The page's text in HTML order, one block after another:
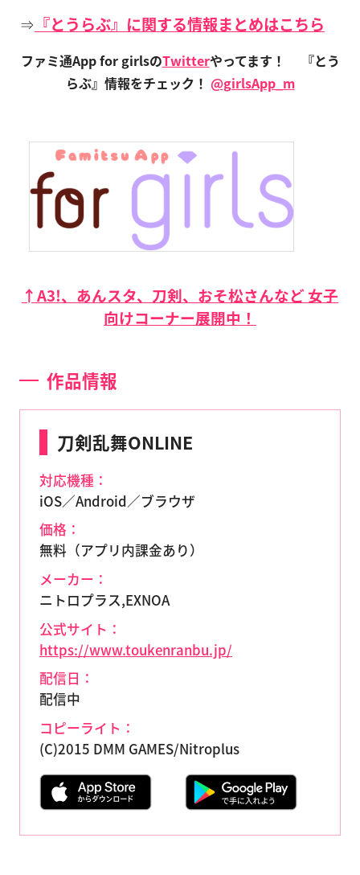
⇒ 『とうらぶ』に関する情報まとめはこちら
ファミ通App for girlsのTwitterやってます！
『とう
らぶ』情報をチェック！ @girlsApp_m
↑A3!、あんスタ、刀剣、おそ松さんなど 女子
向けコーナー展開中！
作品情報
刀剣乱舞ONLINE
対応機種：
iOS／Android／ブラウザ
価格：
無料（アプリ内課金あり）
メーカー：
ニトロプラス,EXNOA
公式サイト：
https://www.toukenranbu.jp/
配信日：
配信中
コピーライト：
(C)2015 DMM GAMES/Nitroplus